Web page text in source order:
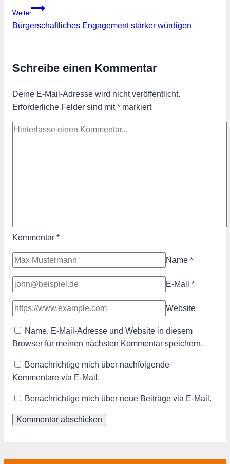
Weiter
Bürgerschaftliches Engagement stärker würdigen
Schreibe einen Kommentar
Deine E-Mail-Adresse wird nicht veröffentlicht.
Erforderliche Felder sind mit* markiert
Kommentar *
Name *
E-Mail *
Website
Name, E-Mail-Adresse und Website in diesem
Browser für meinen nächsten Kommentar speichern.
Benachrichtige mich über nachfolgende
Kommentare via E-Mail.
Benachrichtige mich über neue Beiträge via E-Mail.